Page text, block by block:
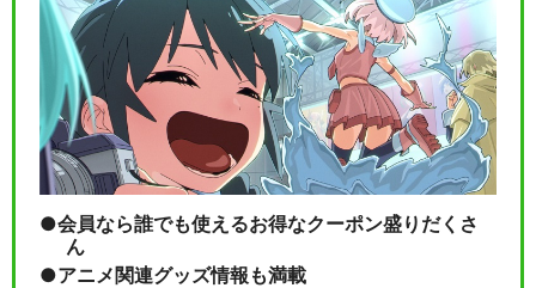
会員なら誰でも使えるお得なクーポン盛りだくさ
ん
アニメ関連グッズ情報も満載